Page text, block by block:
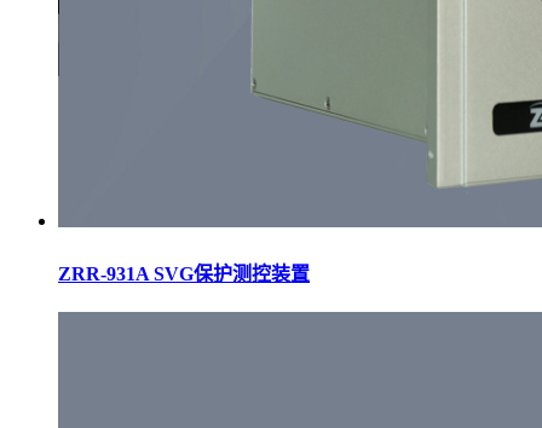
ZRR-931A SVG保护测控装置